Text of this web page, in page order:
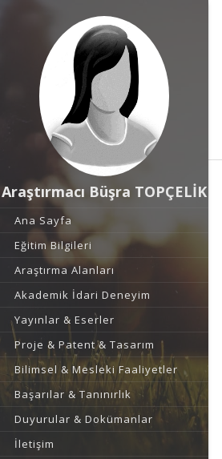
Araştırmacı Büşra TOPÇELİK
Ana Sayfa
Eğitim Bilgileri
Araştırma Alanları
Akademik İdari Deneyim
Yayınlar & Eserler
Proje & Patent & Tasarım
Bilimsel & Mesleki Faaliyetler
Başarılar & Tanınırlık
Duyurular & Dokümanlar
İletişim